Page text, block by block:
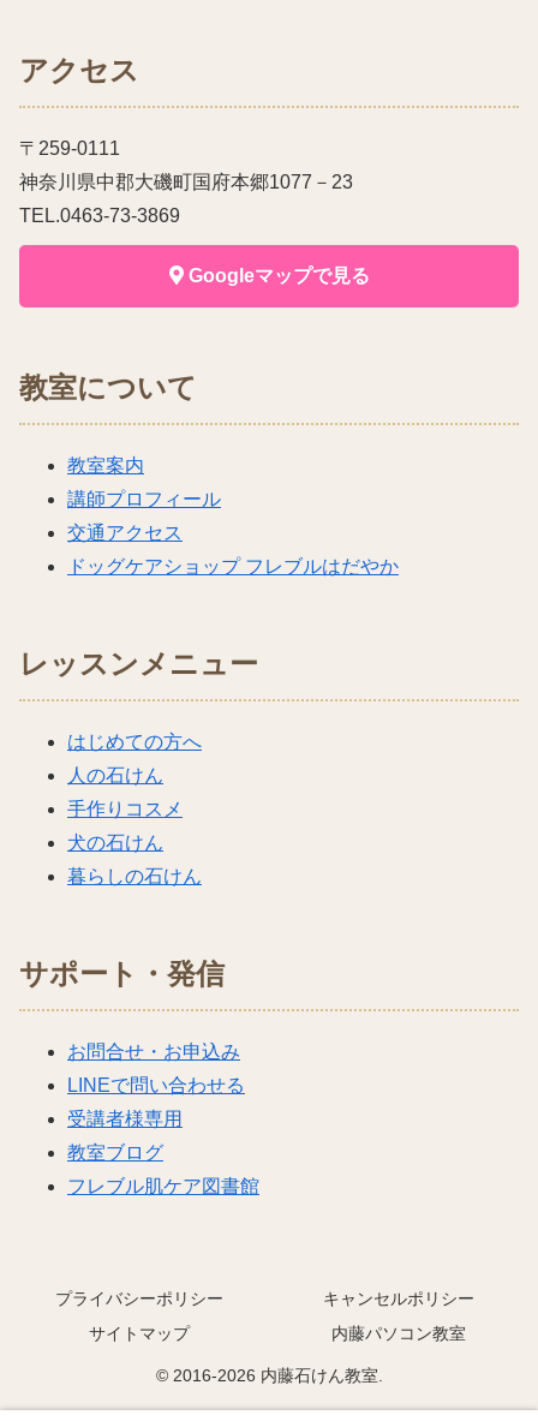
アクセス
〒259-0111
神奈川県中郡大磯町国府本郷1077－23
TEL.0463-73-3869
Googleマップで見る
教室について
教室案内
講師プロフィール
交通アクセス
ドッグケアショップ フレブルはだやか
レッスンメニュー
はじめての方へ
人の石けん
手作りコスメ
犬の石けん
暮らしの石けん
サポート・発信
お問合せ・お申込み
LINEで問い合わせる
受講者様専用
教室ブログ
フレブル肌ケア図書館
プライバシーポリシー
キャンセルポリシー
サイトマップ
内藤パソコン教室
© 2016-2026 内藤石けん教室.